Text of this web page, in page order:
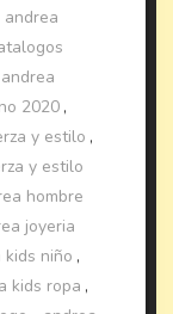
andrea
andrea
2020 ,
y estilo ,
y estilo
hombre
joyeria
kids niño ,
kids ropa ,